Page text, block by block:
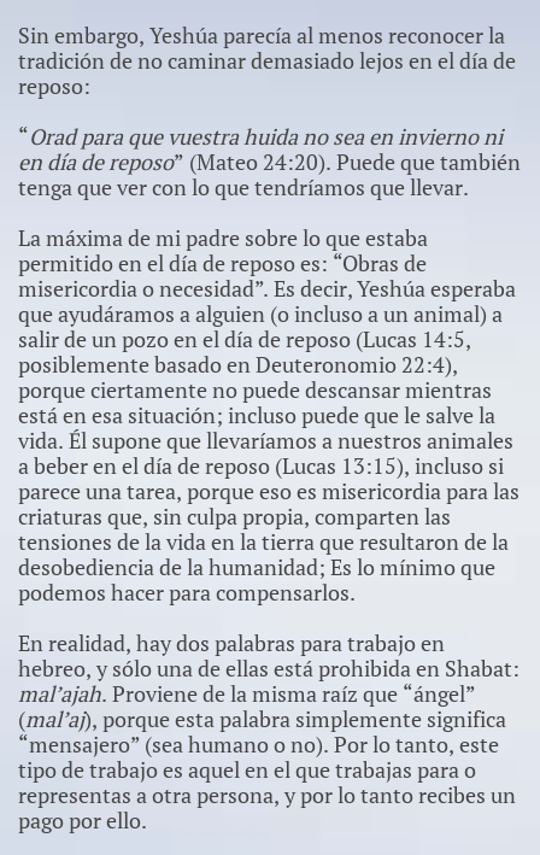
Sin embargo, Yeshúa parecía al menos reconocer la
tradición de no caminar demasiado lejos en el día de
reposo:
“Orad para que vuestra huida no sea en invierno ni
en día de reposo” (Mateo 24:20). Puede que también
tenga que ver con lo que tendríamos que llevar.
La máxima de mi padre sobre lo que estaba
permitido en el día de reposo es: “Obras de
misericordia o necesidad”. Es decir, Yeshúa esperaba
que ayudáramos a alguien (o incluso a un animal) a
salir de un pozo en el día de reposo (Lucas 14:5,
posiblemente basado en Deuteronomio 22:4),
porque ciertamente no puede descansar mientras
está en esa situación; incluso puede que le salve la
vida. Él supone que llevaríamos a nuestros animales
a beber en el día de reposo (Lucas 13:15), incluso si
parece una tarea, porque eso es misericordia para las
criaturas que, sin culpa propia, comparten las
tensiones de la vida en la tierra que resultaron de la
desobediencia de la humanidad; Es lo mínimo que
podemos hacer para compensarlos.
En realidad, hay dos palabras para trabajo en
hebreo, y sólo una de ellas está prohibida en Shabat:
mal’ajah. Proviene de la misma raíz que “ángel”
(mal’aj), porque esta palabra simplemente significa
“mensajero” (sea humano o no). Por lo tanto, este
tipo de trabajo es aquel en el que trabajas para o
representas a otra persona, y por lo tanto recibes un
pago por ello.